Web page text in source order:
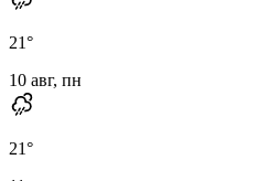
21°
10 авг, пн
21°